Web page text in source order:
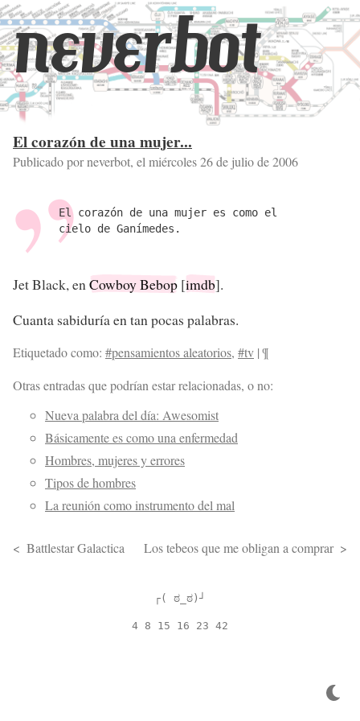
neverbot
El corazón de una mujer...
Publicado por neverbot, el miércoles 26 de julio de 2006
El corazón de una mujer es como el
cielo de Ganímedes.
Jet Black, enCowboy Bebop [imdb].
Cuanta sabiduría en tan pocas palabras.
Etiquetado como: #pensamientos aleatorios, #tv |¶
Otras entradas que podrían estar relacionadas, o no:
Nueva palabra del día: Awesomist
Básicamente es como una enfermedad
Hombres, mujeres y errores
Tipos de hombres
La reunión como instrumento del mal
Battlestar Galactica Los tebeos que me obligan a comprar
┌( ಠ_ಠ)┘
4 8 15 16 23 42